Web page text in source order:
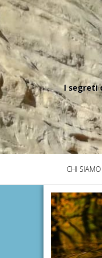
I segreti
CHI SIAMO